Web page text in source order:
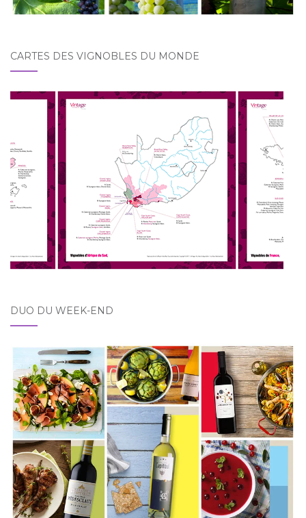
CARTES DES VIGNOBLES DU MONDE
DUO DU WEEK-END